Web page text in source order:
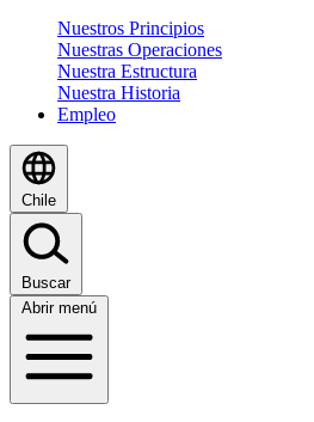
Nuestros Principios
Nuestras Operaciones
Nuestra Estructura
Nuestra Historia
Empleo
Chile
Buscar
Abrir menú